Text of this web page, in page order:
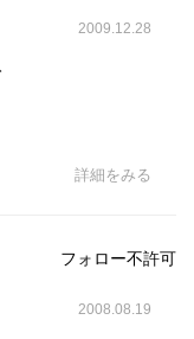
2009.12.28
詳細をみる
フォロー不許可
2008.08.19